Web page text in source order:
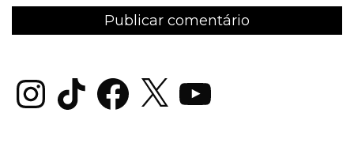
InstagramTikTok Facebook
X YouTube